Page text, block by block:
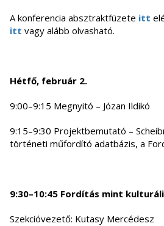
A konferencia absztraktfüzete itt
itt vagy alább olvasható.
Hétfő, február 2.
9:00–9:15 Megnyitó – Józan Ildikó
9:15–9:30 Projektbemutató –
történeti műfordító adatbázis, a
9:30–10:45 Fordítás mint
Szekcióvezető: Kutasy Mercédesz